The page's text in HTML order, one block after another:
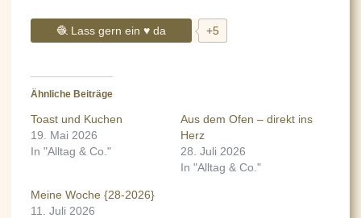
🧶 Lass gern ein ♥ da +5
Ähnliche Beiträge
Toast und Kuchen
19. Mai 2026
In "Alltag & Co."
Aus dem Ofen – direkt ins
Herz
28. Juli 2026
In "Alltag & Co."
Meine Woche {28-2026}
11. Juli 2026